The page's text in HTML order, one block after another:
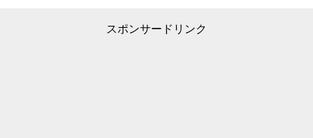
スポンサードリンク